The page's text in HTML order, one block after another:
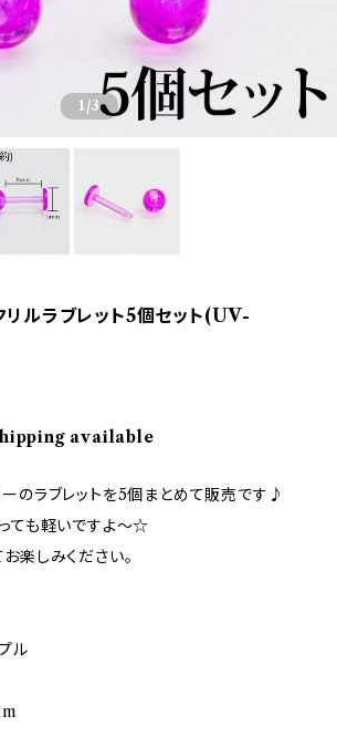
1 /3
ルラブレット5個セット(UV-
available
のラブレットを5個まとめて販売です♪
ても軽いですよ～☆
楽しみください。
ル